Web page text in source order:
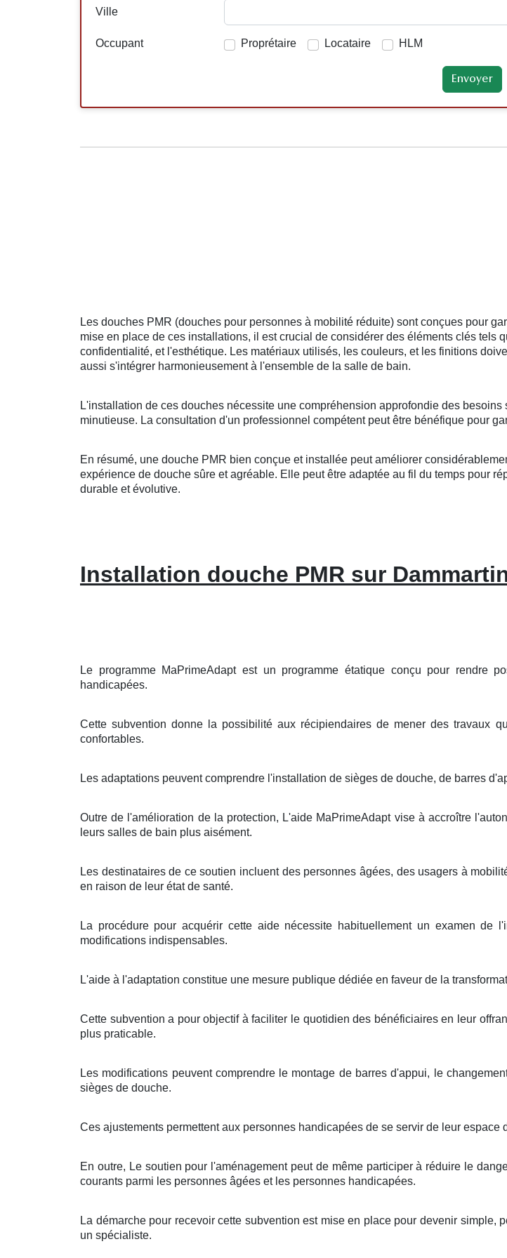
Ville
Occupant Proprétaire Locataire HLM
Les douches PMR (douches pour personnes à mobilité réduite) sont conçues pour
mise en place de ces installations, il est crucial de considérer des éléments clés tels
confidentialité, et l'esthétique. Les matériaux utilisés, les couleurs, et les finitions
aussi s'intégrer harmonieusement à l'ensemble de la salle de bain.
L'installation de ces douches nécessite une compréhension approfondie des
minutieuse. La consultation d'un professionnel compétent peut être bénéfique pour
En résumé, une douche PMR bien conçue et installée peut améliorer
expérience de douche sûre et agréable. Elle peut être adaptée au fil du temps pour
durable et évolutive.
Installation douche PMR sur
Le programme MaPrimeAdapt est un programme étatique conçu pour rendre
handicapées.
Cette subvention donne la possibilité aux récipiendaires de mener des travaux
confortables.
Les adaptations peuvent comprendre l'installation de sièges de douche, de barres
Outre de l'amélioration de la protection, L'aide MaPrimeAdapt vise à accroître
leurs salles de bain plus aisément.
Les destinataires de ce soutien incluent des personnes âgées, des usagers à
en raison de leur état de santé.
La procédure pour acquérir cette aide nécessite habituellement un examen de
modifications indispensables.
L'aide à l'adaptation constitue une mesure publique dédiée en faveur de la
Cette subvention a pour objectif à faciliter le quotidien des bénéficiaires en leur
plus praticable.
Les modifications peuvent comprendre le montage de barres d'appui, le
sièges de douche.
Ces ajustements permettent aux personnes handicapées de se servir de leur
En outre, Le soutien pour l'aménagement peut de même participer à réduire le
courants parmi les personnes âgées et les personnes handicapées.
La démarche pour recevoir cette subvention est mise en place pour devenir
un spécialiste.